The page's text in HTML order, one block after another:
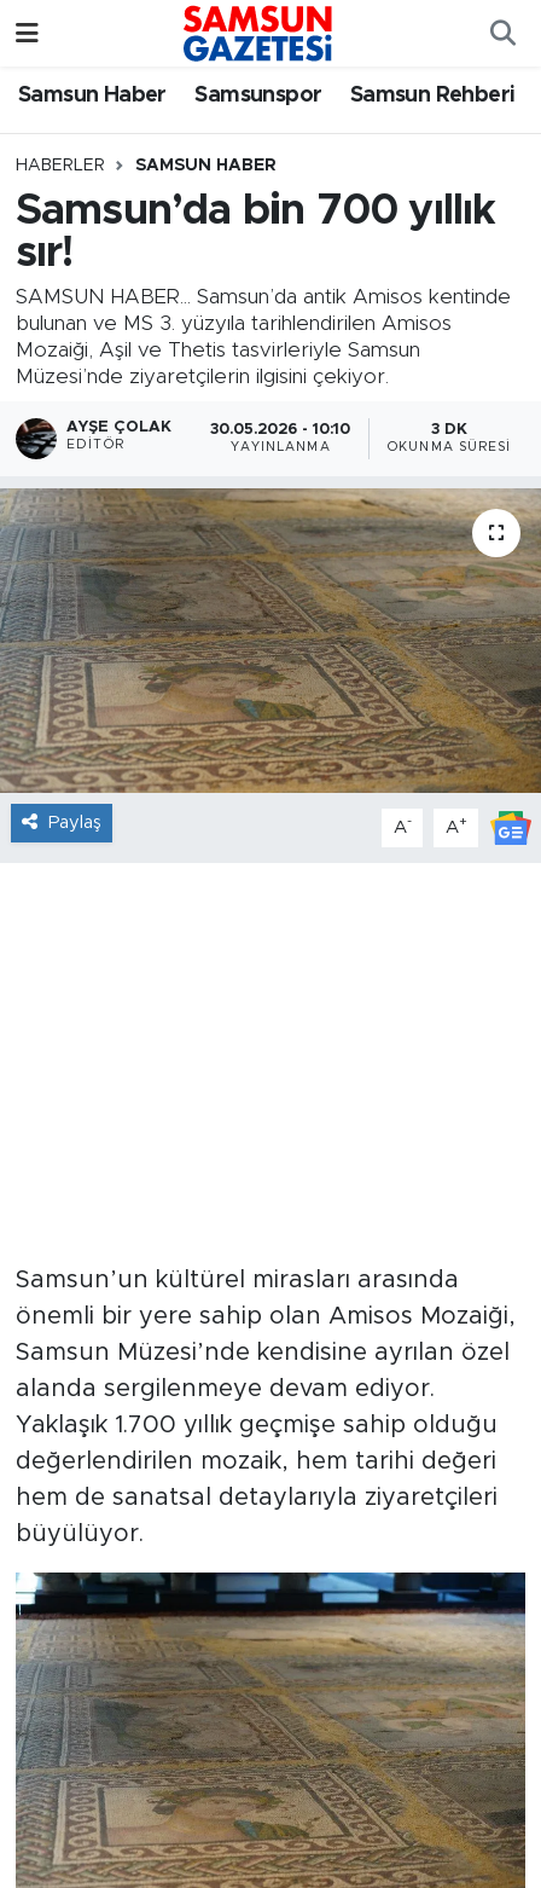
Samsun Haber Samsunspor Samsun Rehberi
HABERLER SAMSUN HABER
Samsun’da bin 700 yıllık
sır!
SAMSUN HABER... Samsun’da antik Amisos kentinde
bulunan ve MS 3. yüzyıla tarihlendirilen Amisos
Mozaiği, Aşil ve Thetis tasvirleriyle Samsun
Müzesi’nde ziyaretçilerin ilgisini çekiyor.
AYŞE ÇOLAK
EDITÖR
30.05.2026 - 10:10
YAYINLANMA
3 DK
OKUNMA SÜRESI
Paylaş A- A+
Samsun’un kültürel mirasları arasında
önemli bir yere sahip olan Amisos Mozaiği,
Samsun Müzesi’nde kendisine ayrılan özel
alanda sergilenmeye devam ediyor.
Yaklaşık 1.700 yıllık geçmişe sahip olduğu
değerlendirilen mozaik, hem tarihi değeri
hem de sanatsal detaylarıyla ziyaretçileri
büyülüyor.
Samsun Haber
Samsun Rehberi
Samsun Nöbetçi Eczaneler
SAMSUN Namaz Vakitleri
Süper Lig Puan Durumu ve Fikstür
Haber Arşivi